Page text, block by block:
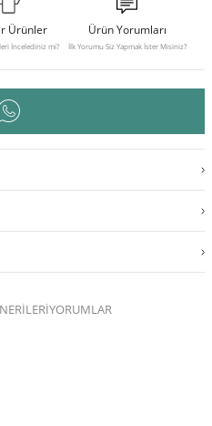
YORUMLAR
Ürünler
İncelediniz mi?
Ürün Yorumları
İlk Yorumu Siz Yapmak İster Misiniz?